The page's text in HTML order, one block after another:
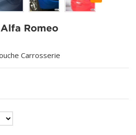
Alfa Romeo
Carrosserie